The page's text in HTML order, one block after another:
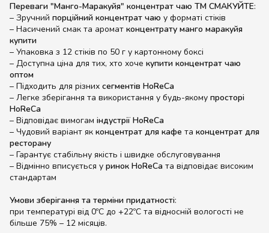
Переваги "Манго-Маракуйя" концентрат чаю ТМ СМАКУЙТЕ:
– Зручний порційний концентрат чаю у форматі стіків
– Насичений смак та аромат концентрату манго маракуйя
купити
– Упаковка з 12 стіків по 50 г у картонному боксі
– Доступна ціна для тих, хто хоче купити концентрат чаю
оптом
– Підходить для різних сегментів HoReCa
– Легке зберігання та використання у будь-якому просторі
HoReCa
– Відповідає вимогам індустрії HoReCa
– Чудовий варіант як концентрат для кафе та концентрат для
ресторану
– Гарантує стабільну якість і швидке обслуговування
– Відмінно вписується у ринок HoReCa та відповідає високим
стандартам
Умови зберігання та терміни придатності:
при температурі від 0ºС до +22ºС та відносній вологості не
більше 75% – 12 місяців.